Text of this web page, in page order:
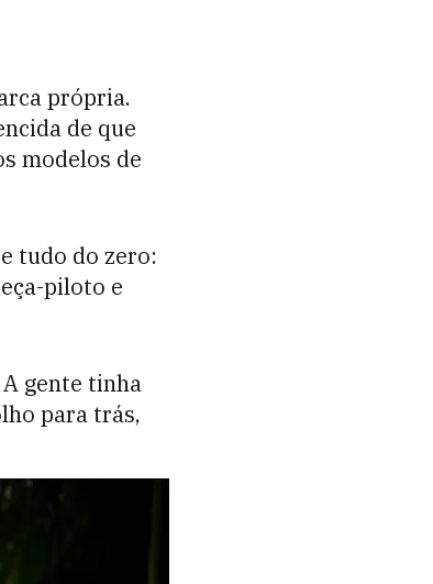
própria.
de que
modelos de
tudo do zero:
piloto e
gente tinha
para trás,